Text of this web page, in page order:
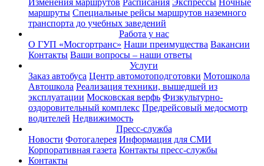
Изменения маршрутов Расписания Экспрессы Ночные
маршруты Специальные рейсы маршрутов наземного
транспорта до учебных заведений
Работа у нас
О ГУП «Мосгортранс» Наши преимущества Вакансии
Контакты Ваши вопросы – наши ответы
Услуги
Заказ автобуса Центр автомотоподготовки Мотошкола
Автошкола Реализация техники, вышедшей из
эксплуатации Московская верфь Физкультурно-
оздоровительный комплекс Предрейсовый медосмотр
водителей Недвижимость
Пресс-служба
Новости Фотогалерея Информация для СМИ
Корпоративная газета Контакты пресс-службы
Контакты